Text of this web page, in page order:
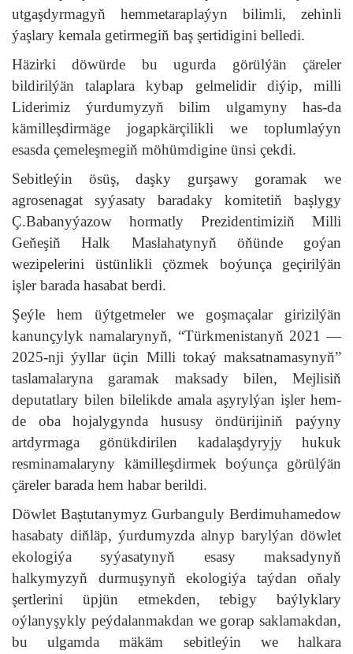
utgaşdyrmagyň hemmetaraplaýyn bilimli, zehinli
ýaşlary kemala getirmegiň baş şertidigini belledi.
Häzirki döwürde bu ugurda görülýän çäreler
bildirilýän talaplara kybap gelmelidir diýip, milli
Liderimiz ýurdumyzyň bilim ulgamyny has-da
kämilleşdirmäge jogapkärçilikli we toplumlaýyn
esasda çemeleşmegiň möhümdigine ünsi çekdi.
Sebitleýin ösüş, daşky gurşawy goramak we
agrosenagat syýasaty baradaky komitetiň başlygy
Ç.Babanyýazow hormatly Prezidentimiziň Milli
Geňeşiň Halk Maslahatynyň öňünde goýan
wezipelerini üstünlikli çözmek boýunça geçirilýän
işler barada hasabat berdi.
Şeýle hem üýtgetmeler we goşmaçalar girizilýän
kanunçylyk namalarynyň, “Türkmenistanyň 2021 —
2025-nji ýyllar üçin Milli tokaý maksatnamasynyň”
taslamalaryna garamak maksady bilen, Mejlisiň
deputatlary bilen bilelikde amala aşyrylýan işler hem-
de oba hojalygynda hususy öndürijiniň paýyny
artdyrmaga gönükdirilen kadalaşdyryjy hukuk
resminamalaryny kämilleşdirmek boýunça görülýän
çäreler barada hem habar berildi.
Döwlet Baştutanymyz Gurbanguly Berdimuhamedow
hasabaty diňläp, ýurdumyzda alnyp barylýan döwlet
ekologiýa syýasatynyň esasy maksadynyň
halkymyzyň durmuşynyň ekologiýa taýdan oňaly
şertlerini üpjün etmekden, tebigy baýlyklary
oýlanyşykly peýdalanmakdan we gorap saklamakdan,
bu ulgamda mäkäm sebitleýin we halkara